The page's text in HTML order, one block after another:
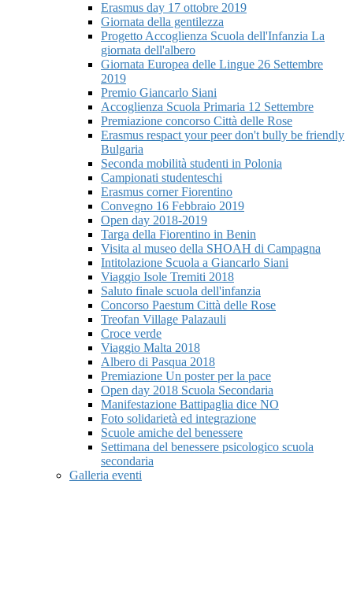
Erasmus day 17 ottobre 2019
Giornata della gentilezza
Progetto Accoglienza Scuola dell'Infanzia La
giornata dell'albero
Giornata Europea delle Lingue 26 Settembre
2019
Premio Giancarlo Siani
Accoglienza Scuola Primaria 12 Settembre
Premiazione concorso Città delle Rose
Erasmus respact your peer don't bully be friendly
Bulgaria
Seconda mobilità studenti in Polonia
Campionati studenteschi
Erasmus corner Fiorentino
Convegno 16 Febbraio 2019
Open day 2018-2019
Targa della Fiorentino in Benin
Visita al museo della SHOAH di Campagna
Intitolazione Scuola a Giancarlo Siani
Viaggio Isole Tremiti 2018
Saluto finale scuola dell'infanzia
Concorso Paestum Città delle Rose
Treofan Village Palazauli
Croce verde
Viaggio Malta 2018
Albero di Pasqua 2018
Premiazione Un poster per la pace
Open day 2018 Scuola Secondaria
Manifestazione Battipaglia dice NO
Foto solidarietà ed integrazione
Scuole amiche del benessere
Settimana del benessere psicologico scuola
secondaria
Galleria eventi